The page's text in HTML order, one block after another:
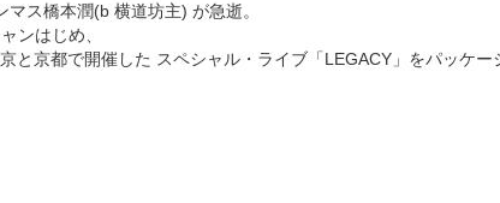
ス橋本潤(b 横道坊主) が急逝。
ンはじめ、
京都で開催した スペシャル・ライブ「LEGACY」をパッケー